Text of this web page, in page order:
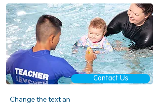
Contact Us
Change the text an